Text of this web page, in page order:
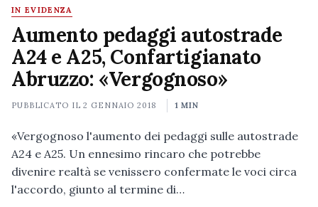
IN EVIDENZA
Aumento pedaggi autostrade
A24 e A25, Confartigianato
Abruzzo: «Vergognoso»
PUBBLICATO IL2 GENNAIO 2018 1 MIN
«Vergognoso l'aumento dei pedaggi sulle autostrade
A24 e A25. Un ennesimo rincaro che potrebbe
divenire realtà se venissero confermate le voci circa
l'accordo, giunto al termine di…